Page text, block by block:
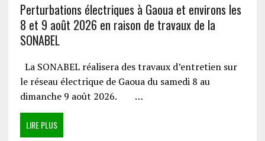
Perturbations électriques à Gaoua et environs les
8 et 9 août 2026 en raison de travaux de la
SONABEL
La SONABEL réalisera des travaux d’entretien sur
le réseau électrique de Gaoua du samedi 8 au
dimanche 9 août 2026. …
LIRE PLUS